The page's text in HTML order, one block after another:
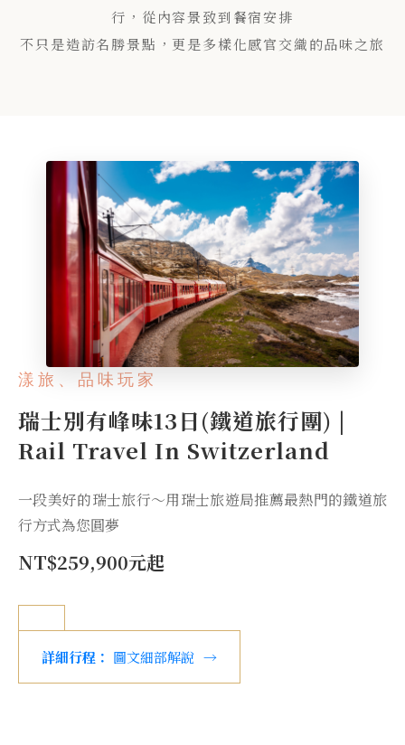
行，從內容景致到餐宿安排
不只是造訪名勝景點，更是多樣化感官交織的品味之旅
漾旅、品味玩家
瑞士別有峰味13日(鐵道旅行團) |
Rail Travel In Switzerland
一段美好的瑞士旅行～用瑞士旅遊局推薦最熱門的鐵道旅
行方式為您圓夢
NT$259,900元起
詳細行程： 圖文細部解說 →